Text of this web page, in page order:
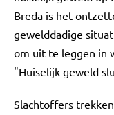
Breda is het
gewelddadige
om uit te leggen in
"Huiselijk geweld
Slachtoffers